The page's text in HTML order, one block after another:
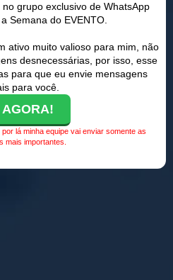
grupo exclusivo de WhatsApp
Semana do EVENTO.
ativo muito valioso para mim, não
desnecessárias, por isso, esse
para que eu envie mensagens
para você.
lá minha equipe vai enviar somente as
mais importantes.